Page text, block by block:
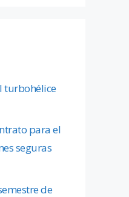
turbohélice
para el
seguras
de